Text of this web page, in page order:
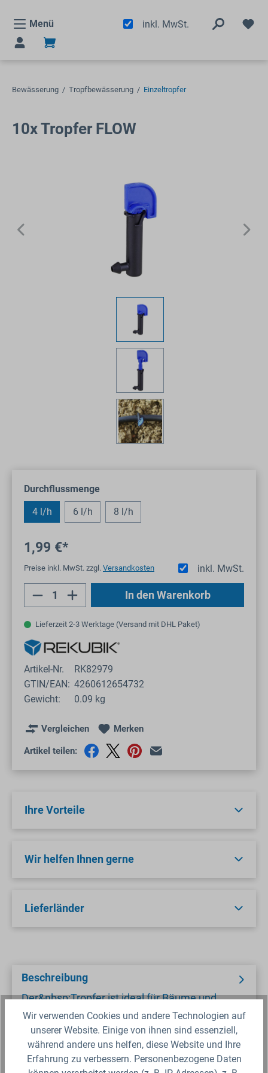
Menü
inkl. MwSt.
Bewässerung / Tropfbewässerung / Einzeltropfer
10x Tropfer FLOW
Durchflussmengeauswählen
4 l/h 6 l/h 8 l/h
1,99 €*
inkl. MwSt.
Preise inkl. MwSt. zzgl. Versandkosten
Produkt Anzahl: Gib den gewünschten
In den Warenkorb
Lieferzeit 2-3 Werktage (Versand mit DHL Paket)
Artikel-Nr.
RK82979
GTIN/EAN: 4260612654732
Gewicht:
0.09 kg
Vergleichen Merken
Artikel teilen:
Ihre Vorteile
Wir helfen Ihnen gerne
Lieferländer
Beschreibung
Der&nbsp;Tropfer ist ideal für Bäume und
Büsche. Dieser kann leicht mit einem
Spaghetti-Schlauch 6 mm oder mit LDPE 12
mm-32…
Wir verwenden Cookies und andere Technologien auf
unserer Website. Einige von ihnen sind essenziell,
während andere uns helfen, diese Website und Ihre
Erfahrung zu verbessern. Personenbezogene Daten